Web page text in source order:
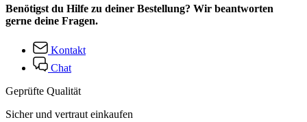
Benötigst du Hilfe zu deiner Bestellung? Wir beantworten
gerne deine Fragen.
Kontakt
Chat
Geprüfte Qualität
Sicher und vertraut einkaufen